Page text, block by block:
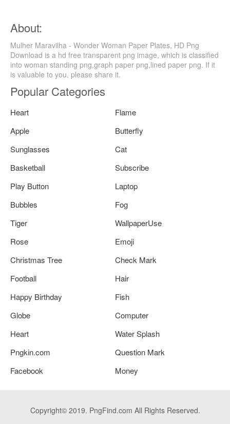
About:
Mulher Maravilha - Wonder Woman Paper Plates, HD Png
Download is a hd free transparent png image, which is classified
into woman standing png,graph paper png,lined paper png. If it
is valuable to you, please share it.
Popular Categories
Heart
Flame
Apple
Butterfly
Sunglasses
Cat
Basketball
Subscribe
Play Button
Laptop
Bubbles
Fog
Tiger
WallpaperUse
Rose
Emoji
Christmas Tree
Check Mark
Football
Hair
Happy Birthday
Fish
Globe
Computer
Heart
Water Splash
Pngkin.com
Question Mark
Facebook
Money
Copyright© 2019. PngFind.com All Rights Reserved.